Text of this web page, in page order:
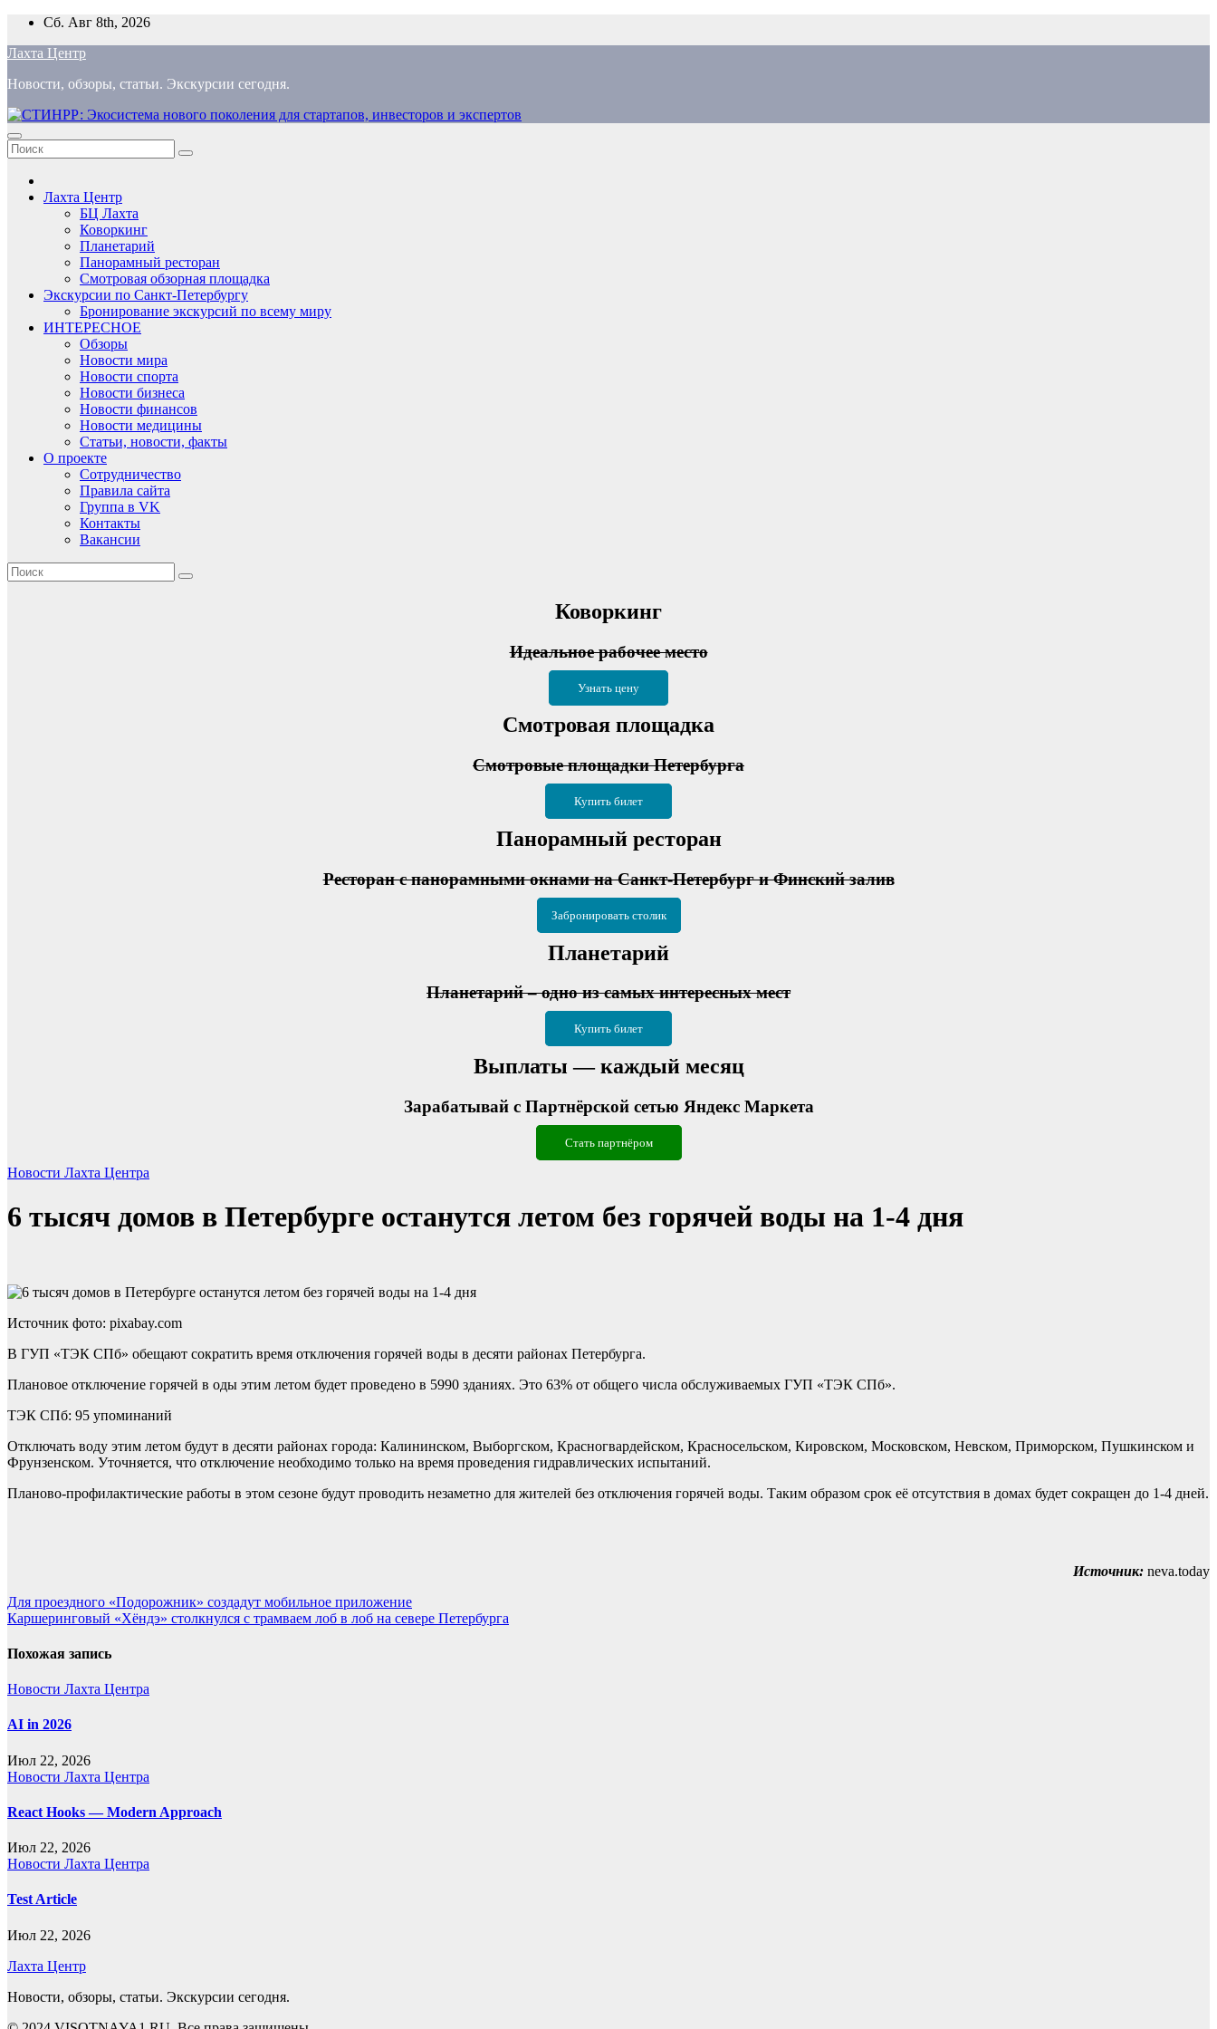
Перейти
содержимому
Сб. Авг 8th, 2026
Лахта Центр
Новости, обзоры, статьи. Экскурсии сегодня.
Лахта Центр
БЦ Лахта
Коворкинг
Планетарий
Панорамный ресторан
Смотровая обзорная площадка
Экскурсии по Санкт-Петербургу
Бронирование экскурсий по всему миру
ИНТЕРЕСНОЕ
Обзоры
Новости мира
Новости спорта
Новости бизнеса
Новости финансов
Новости медицины
Статьи, новости, факты
О проекте
Сотрудничество
Правила сайта
Группа в VK
Контакты
Вакансии
Коворкинг
Идеальное рабочее место
Узнать цену
Смотровая площадка
Смотровые площадки Петербурга
Купить билет
Панорамный ресторан
Ресторан с панорамными окнами на Санкт-Петербург и Финский залив
Забронировать столик
Планетарий
Планетарий – одно из самых интересных мест
Купить билет
Выплаты — каждый месяц
Зарабатывай с Партнёрской сетью Яндекс Маркета
Стать партнёром
Новости Лахта Центра
6 тысяч домов в Петербурге останутся летом без горячей воды на 1-4 дня
Источник фото: pixabay.com
В ГУП «ТЭК СПб» обещают сократить время отключения горячей воды в десяти районах Петербурга.
Плановое отключение горячей в оды этим летом будет проведено в 5990 зданиях. Это 63% от общего числа обслуживаемых ГУП «ТЭК СПб».
ТЭК СПб: 95 упоминаний
Отключать воду этим летом будут в десяти районах города: Калининском, Выборгском, Красногвардейском, Красносельском, Кировском, Московском, Невском, Приморском, Пушкинском и
Фрунзенском. Уточняется, что отключение необходимо только на время проведения гидравлических испытаний.
Планово-профилактические работы в этом сезоне будут проводить незаметно для жителей без отключения горячей воды. Таким образом срок её отсутствия в домах будет сокращен до 1-4 дней.
Источник: neva.today
Навигация
по
записям
Для проездного «Подорожник» создадут мобильное приложение
Каршеринговый «Хёндэ» столкнулся с трамваем лоб в лоб на севере Петербурга
Похожая запись
Новости Лахта Центра
AI in 2026
Июл 22, 2026
Новости Лахта Центра
React Hooks — Modern Approach
Июл 22, 2026
Новости Лахта Центра
Test Article
Июл 22, 2026
Лахта Центр
Новости, обзоры, статьи. Экскурсии сегодня.